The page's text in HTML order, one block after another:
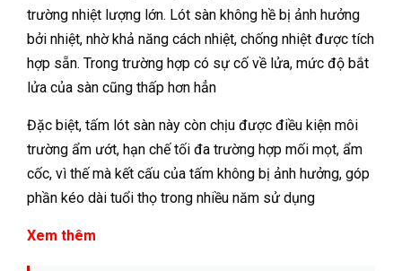
trường nhiệt lượng lớn. Lót sàn không hề bị ảnh hưởng
bởi nhiệt, nhờ khả năng cách nhiệt, chống nhiệt được tích
hợp sẵn. Trong trường hợp có sự cố về lửa, mức độ bắt
lửa của sàn cũng thấp hơn hẳn
Đặc biệt, tấm lót sàn này còn chịu được điều kiện môi
trường ẩm ướt, hạn chế tối đa trường hợp mối mọt, ẩm
cốc, vì thế mà kết cấu của tấm không bị ảnh hưởng, góp
phần kéo dài tuổi thọ trong nhiều năm sử dụng
Xem thêm